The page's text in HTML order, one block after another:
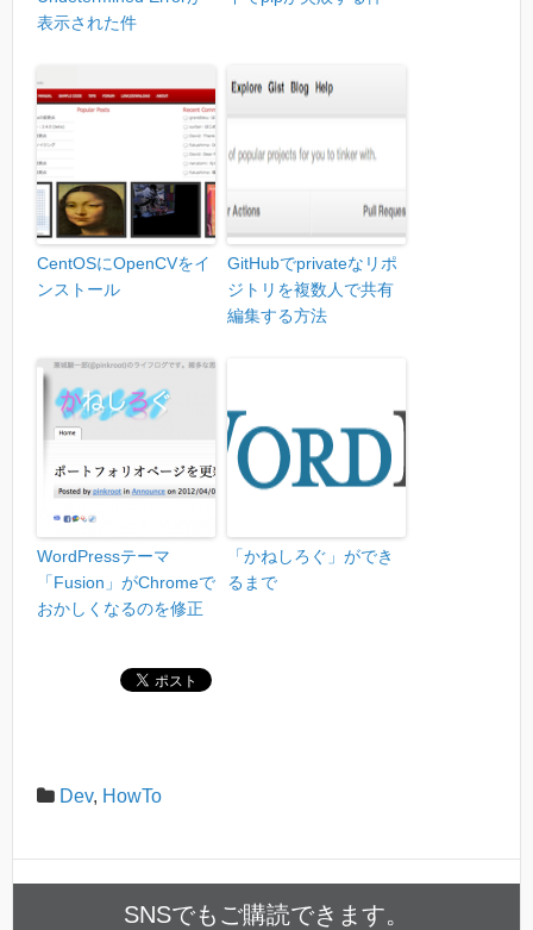
表示された件
CentOSにOpenCVをイ
ンストール
GitHubでprivateなリポ
ジトリを複数人で共有
編集する方法
WordPressテーマ
「Fusion」がChromeで
おかしくなるのを修正
「かねしろぐ」ができ
るまで
Dev, HowTo
SNSでもご購読できます。